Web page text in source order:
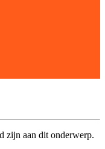
zijn aan dit onderwerp.